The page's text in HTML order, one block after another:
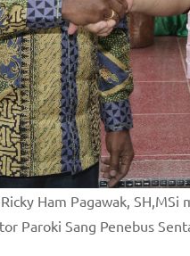
Ham Pagawak,
Paroki Sang Penebus